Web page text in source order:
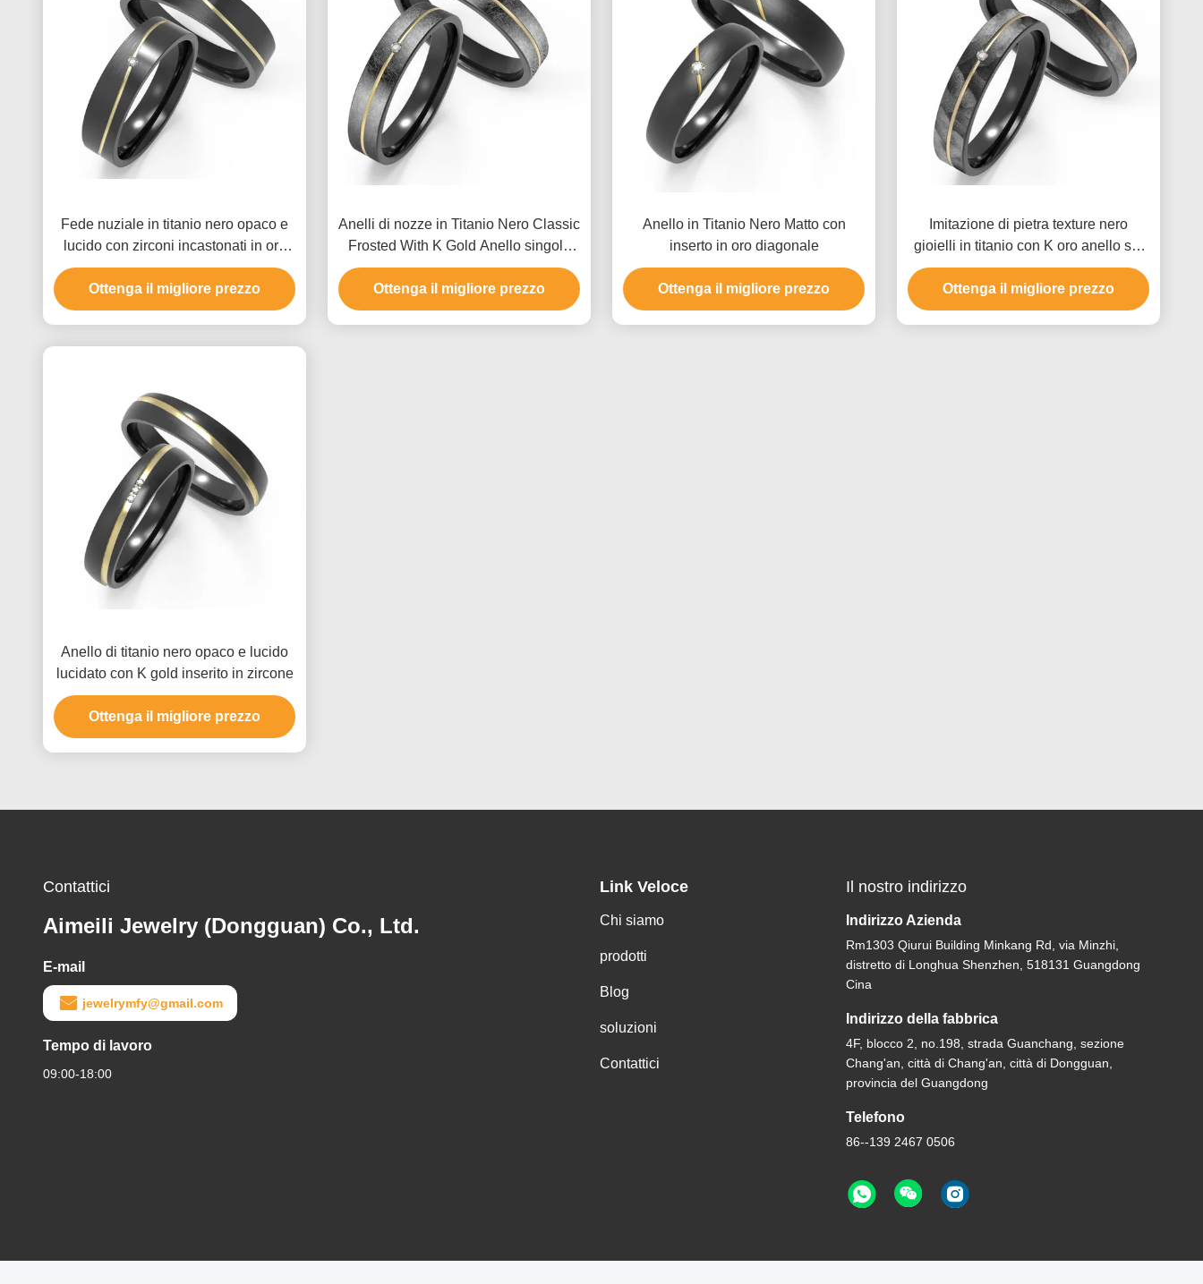
Fede nuziale in titanio nero opaco e
lucido con zirconi incastonati in oro
giallo ondulato e simboli
personalizzati
Ottenga il migliore prezzo
Anelli di nozze in Titanio Nero Classic
Frosted With K Gold Anello singolo
set Anello di coppia di zircone
Ottenga il migliore prezzo
Anello in Titanio Nero Matto con
inserto in oro diagonale
Ottenga il migliore prezzo
Imitazione di pietra texture nero
gioielli in titanio con K oro anello set
zircone coppia anello
Ottenga il migliore prezzo
Anello di titanio nero opaco e lucido
lucidato con K gold inserito in zircone
Ottenga il migliore prezzo
Contattici
Aimeili Jewelry (Dongguan) Co., Ltd.
E-mail
jewelrymfy@gmail.com
Tempo di lavoro
09:00-18:00
Link Veloce
Chi siamo
prodotti
Blog
soluzioni
Contattici
Il nostro indirizzo
Indirizzo Azienda
Rm1303 Qiurui Building Minkang Rd, via Minzhi,
distretto di Longhua Shenzhen, 518131 Guangdong
Cina
Indirizzo della fabbrica
4F, blocco 2, no.198, strada Guanchang, sezione
Chang'an, città di Chang'an, città di Dongguan,
provincia del Guangdong
Telefono
86--139 2467 0506